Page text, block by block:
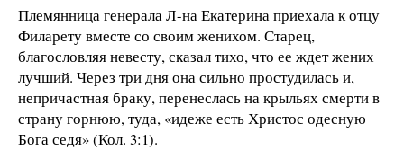
Племянница генерала Л-на Екатерина приехала к отцу
Филарету вместе со своим женихом. Старец,
благословляя невесту, сказал тихо, что ее ждет жених
лучший. Через три дня она сильно простудилась и,
непричастная браку, перенеслась на крыльях смерти в
страну горнюю, туда, «идеже есть Христос одесную
Бога седя» (Кол. 3:1).